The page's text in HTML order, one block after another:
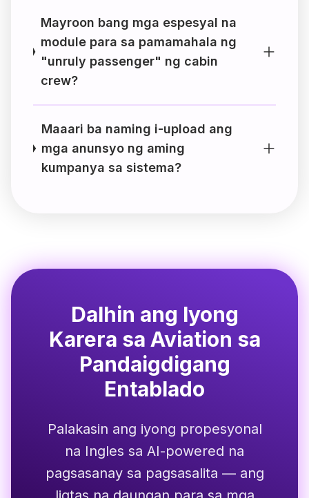
Mayroon bang mga espesyal na
module para sa pamamahala ng
"unruly passenger" ng cabin
crew?
Maaari ba naming i-upload ang
mga anunsyo ng aming
kumpanya sa sistema?
Dalhin ang Iyong
Karera sa Aviation sa
Pandaigdigang
Entablado
Palakasin ang iyong propesyonal
na Ingles sa AI-powered na
pagsasanay sa pagsasalita — ang